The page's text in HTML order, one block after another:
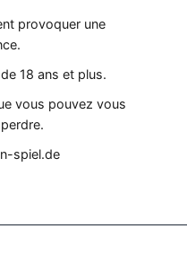
provoquer une
18 ans et plus.
vous pouvez vous
spiel.de